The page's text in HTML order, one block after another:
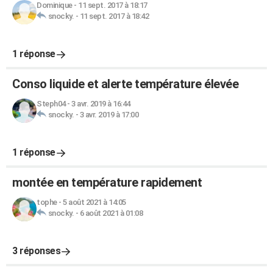
Dominique- 11 sept. 2017 à 18:17
snocky. - 11 sept. 2017 à 18:42
1 réponse
Conso liquide et alerte température élevée
Steph04- 3 avr. 2019 à 16:44
snocky. - 3 avr. 2019 à 17:00
1 réponse
montée en température rapidement
tophe- 5 août 2021 à 14:05
snocky. - 6 août 2021 à 01:08
3 réponses